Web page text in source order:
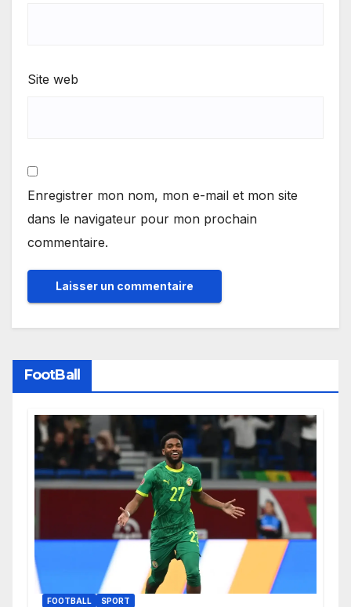
Site web
Enregistrer mon nom, mon e-mail et mon site
dans le navigateur pour mon prochain
commentaire.
FootBall
FOOTBALL SPORT